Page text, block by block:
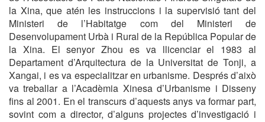
la Xina, que atén les instruccions i la supervisió tant del
Ministeri de l’Habitatge com del Ministeri de
Desenvolupament Urbà i Rural de la República Popular de
la Xina. El senyor Zhou es va llicenciar el 1983 al
Departament d’Arquitectura de la Universitat de Tonji, a
Xangai, i es va especialitzar en urbanisme. Després d’això
va treballar a l’Acadèmia Xinesa d’Urbanisme i Disseny
fins al 2001. En el transcurs d’aquests anys va formar part,
sovint com a director, d’alguns projectes d’investigació i